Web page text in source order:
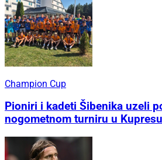
Champion Cup
Pioniri i kadeti Šibenika uzeli
nogometnom turniru u Kupresu